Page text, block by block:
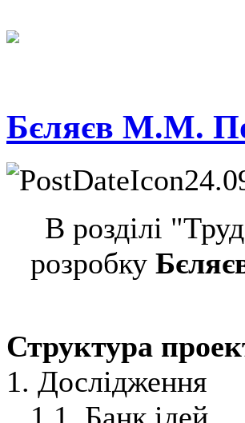
Бєляєв М.М.
В розділі
розробку
Структура
1. Дослідження